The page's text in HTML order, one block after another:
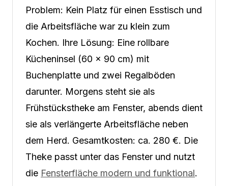
Problem: Kein Platz für einen Esstisch und
die Arbeitsfläche war zu klein zum
Kochen. Ihre Lösung: Eine rollbare
Kücheninsel (60 × 90 cm) mit
Buchenplatte und zwei Regalböden
darunter. Morgens steht sie als
Frühstückstheke am Fenster, abends dient
sie als verlängerte Arbeitsfläche neben
dem Herd. Gesamtkosten: ca. 280 €. Die
Theke passt unter das Fenster und nutzt
die Fensterfläche modern und funktional.